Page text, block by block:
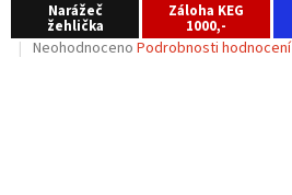
Narážeč
žehlička
Záloha KEG
1000,-
Průměrné
Neohodnoceno Podrobnosti hodnocení